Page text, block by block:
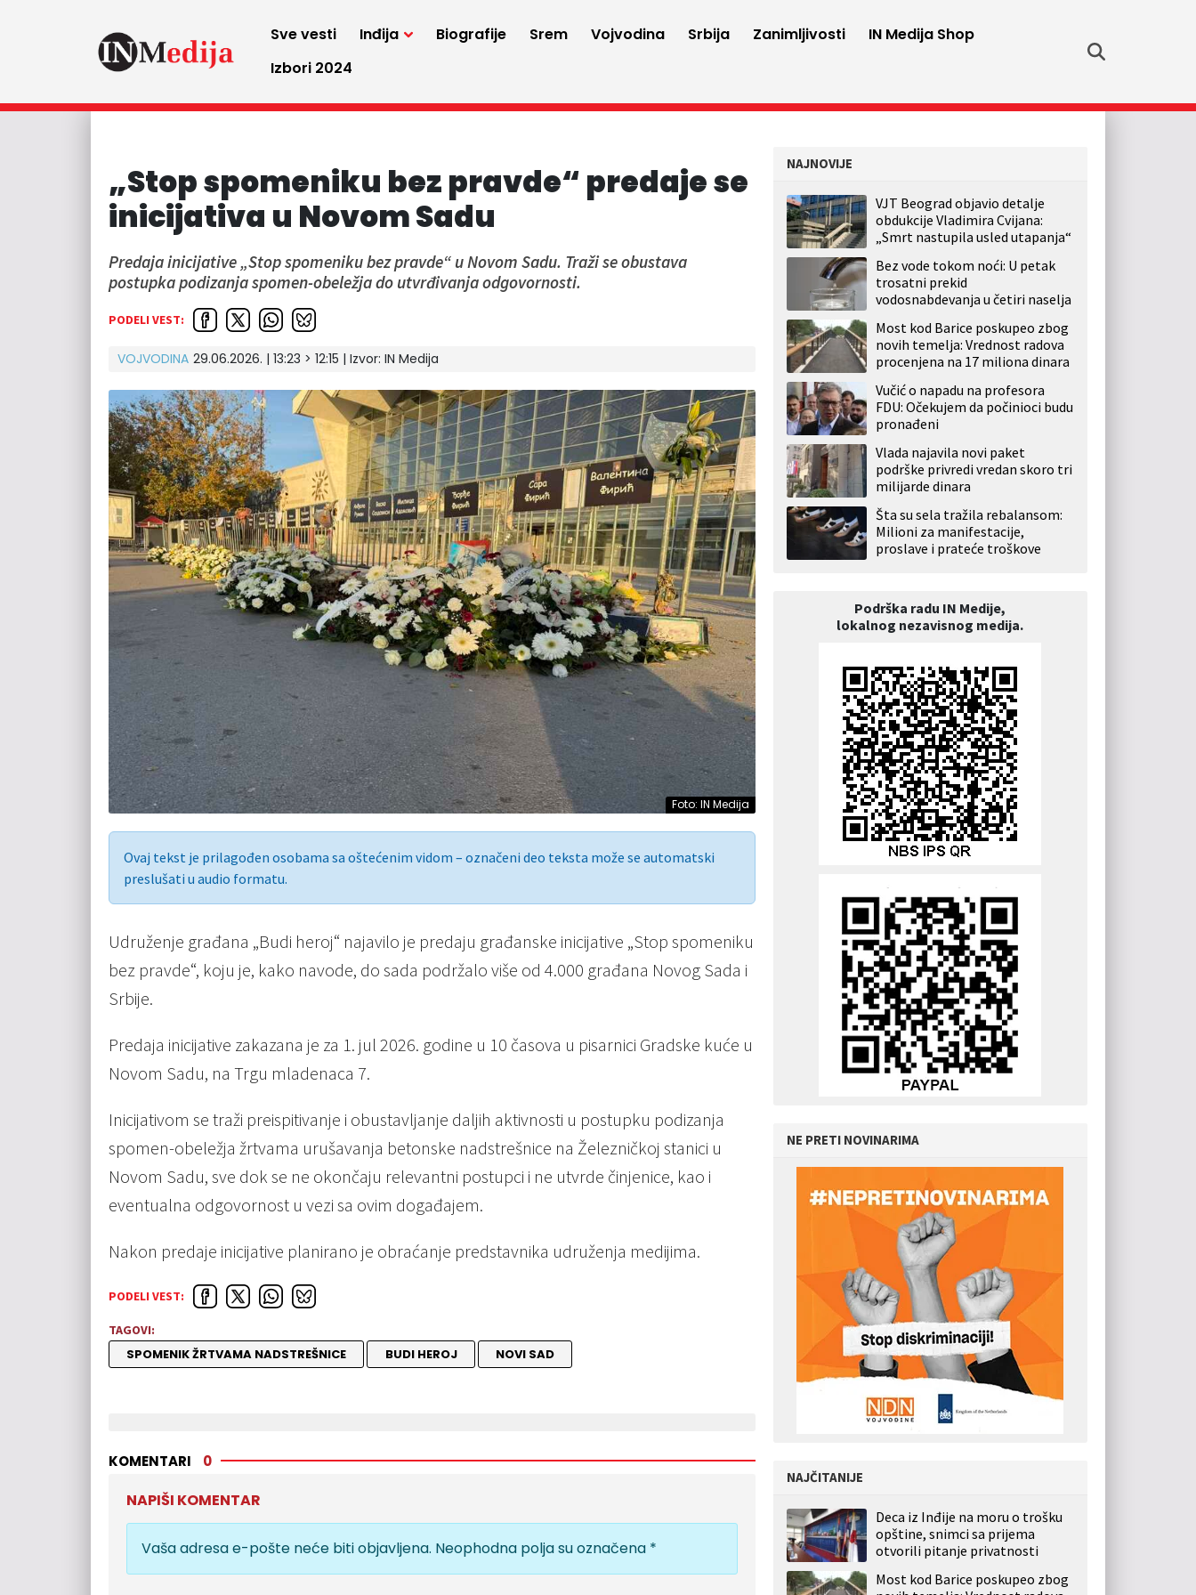
Sve vesti Inđija Biografije Srem Vojvodina Srbija Zanimljivosti
IN Medija Shop
Izbori 2024
„Stop spomeniku bez pravde“ predaje se
inicijativa u Novom Sadu
Predaja inicijative „Stop spomeniku bez pravde“ u Novom Sadu. Traži se obustava
postupka podizanja spomen-obeležja do utvrđivanja odgovornosti.
PODELI VEST:
VOJVODINA 29.06.2026. | 13:23 > 12:15 | Izvor: IN Medija
Foto: IN Medija
Ovaj tekst je prilagođen osobama sa oštećenim vidom – označeni deo teksta može se automatski
preslušati u audio formatu.
Udruženje građana „Budi heroj“ najavilo je predaju građanske inicijative „Stop spomeniku
bez pravde“, koju je, kako navode, do sada podržalo više od 4.000 građana Novog Sada i
Srbije.
Predaja inicijative zakazana je za 1. jul 2026. godine u 10 časova u pisarnici Gradske kuće u
Novom Sadu, na Trgu mladenaca 7.
Inicijativom se traži preispitivanje i obustavljanje daljih aktivnosti u postupku podizanja
spomen-obeležja žrtvama urušavanja betonske nadstrešnice na Železničkoj stanici u
Novom Sadu, sve dok se ne okončaju relevantni postupci i ne utvrde činjenice, kao i
eventualna odgovornost u vezi sa ovim događajem.
Nakon predaje inicijative planirano je obraćanje predstavnika udruženja medijima.
PODELI VEST:
TAGOVI:
SPOMENIK ŽRTVAMA NADSTREŠNICE BUDI HEROJ NOVI SAD
KOMENTARI 0
NAPIŠI KOMENTAR
Vaša adresa e-pošte neće biti objavljena. Neophodna polja su označena *
NAJNOVIJE
VJT Beograd objavio detalje
obdukcije Vladimira Cvijana:
„Smrt nastupila usled utapanja“
Bez vode tokom noći: U petak
trosatni prekid
vodosnabdevanja u četiri naselja
Most kod Barice poskupeo zbog
novih temelja: Vrednost radova
procenjena na 17 miliona dinara
Vučić o napadu na profesora
FDU: Očekujem da počinioci budu
pronađeni
Vlada najavila novi paket
podrške privredi vredan skoro tri
milijarde dinara
Šta su sela tražila rebalansom:
Milioni za manifestacije,
proslave i prateće troškove
Podrška radu IN Medije,
lokalnog nezavisnog medija.
NE PRETI NOVINARIMA
NAJČITANIJE
Deca iz Inđije na moru o trošku
opštine, snimci sa prijema
otvorili pitanje privatnosti
Most kod Barice poskupeo zbog